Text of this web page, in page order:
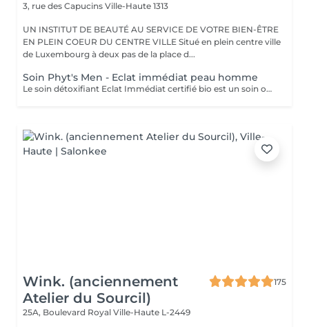
3, rue des Capucins Ville-Haute 1313
UN INSTITUT DE BEAUTÉ AU SERVICE DE VOTRE BIEN-ÊTRE
EN PLEIN COEUR DU CENTRE VILLE Situé en plein centre ville
de Luxembourg à deux pas de la place d...
Soin Phyt's Men - Eclat immédiat peau homme
Le soin détoxifiant Eclat Immédiat certifié bio est un soin oxygénant et défatigant, destiné à toutes les peaux masculines, est idéal pour les épidermes asphyxiés ou les teints brouillés. Nettoyage - gommage - extraction des comédons avec vapeur - massage - masque. Enrichi en ginseng, aloé vera et huiles végétales nourrissantes, il hydrate, apaise et revitalise la peau.
Wink. (anciennement
Atelier du Sourcil)
175
25A, Boulevard Royal Ville-Haute L-2449